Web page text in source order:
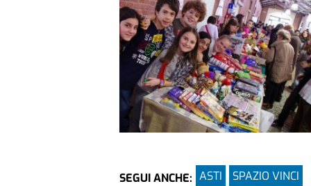
SEGUI ANCHE: ASTI SPAZIO VINCI